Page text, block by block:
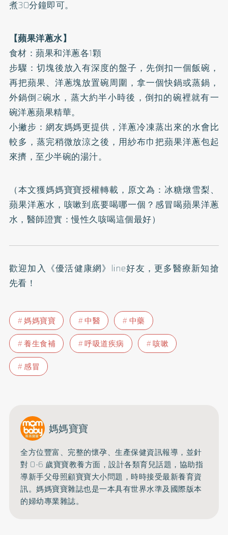
煮30分鐘即可。
【蘋果洋蔥水】
食材：蘋果和洋蔥各1顆
步驟：切塊後放入有深度的盤子，先倒扣一個飯碗，
再把蘋果、洋蔥塊放置碗周圍，拿一個快鍋或蒸鍋，
外鍋倒2碗水，蒸大約半小時後，倒扣的碗裡就有一
碗洋蔥蘋果精華。
小撇步：網友媽媽更提供，洋蔥冷凍蒸出來的水會比
較多，蒸完稍微放涼之後，用紗布巾把蘋果洋蔥包起
來擠，至少半碗的湯汁。
（本文獲媽媽寶寶授權轉載，原文為： 冰糖燉雪梨、
蘋果洋蔥水，咳嗽到底要喝哪一個？感冒喝蘋果洋蔥
水，醫師證實：慢性久咳喝這個最好）
歡迎加入 《優活健康網》line好友 ，更多醫療新知搶
先看！
媽媽寶寶 中醫
中藥
養生食補
呼吸道疾病
咳嗽
感冒
媽媽寶寶
全方位豐富、完整的懷孕、生產保健資訊報導，並針
對 0-6 歲寶寶教養方面，設計各類育兒話題，協助指
導新手父母照顧寶寶大小問題，時時接受最新養育資
訊。媽媽寶寶雜誌也是一本具有世界水準及國際版本
的婦幼專業雜誌。